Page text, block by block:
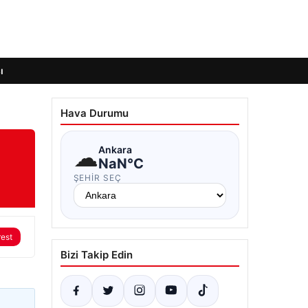
Hava Durumu
☁Ankara
NaN°C
ŞEHIR SEÇ
Bizi Takip Edin